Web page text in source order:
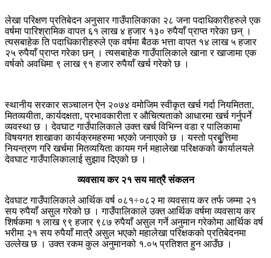
लेखा परिक्षण प्रतिबेदन अनुसार गाउँपालिकाका २८ जना पदाधिकारीहरुले एक
वर्षमा पारिश्रामिक वापत ६१ लाख ४ हजार १३० रुपैयाँ प्राप्त गरेका छन् ।
त्यसबाहेक ति पदाधिकारीहरुले एक वर्षमा बैठक भत्ता वापत १४ लाख ५ हजार
२५ रुपैयाँ प्राप्त गरेका छन् । त्यसबाहेक गाउँपालिकाले खाना र खाजामा एक
वर्षको अवधिमा ९ लाख ९१ हजार रुपैयाँ खर्च गरेको छ ।
स्थानीय सरकार सञ्चालन ऐन २०७४ वमोजिम स्वीकृत खर्च गर्दा नियमितता,
मितव्ययीता, कार्यदक्षता, प्रभावकारीता र औचित्यताको आधारमा खर्च गर्नुपर्ने
व्यवस्था छ । देवघाट गाउँपालिकाले उक्त खर्च विभिन्न वडा र पालिकामा
विषयगत शाखाका कार्यक्रमहरुमा भएको जनाएको छ । यस्तो प्रबृुत्तिमा
नियन्त्रण गरि खर्चमा मितव्ययिता कायम गर्न महालेखा परिक्षकको कार्यालयले
देवघाट गाउँपालिकालाई सुझाव दिएको छ ।
व्यवसाय कर २१ सय मात्रै संकलन
देवघाट गाउँपालिकाले आर्थिक वर्ष ०८१÷०८२ मा व्यवसाय कर तर्फ जम्मा २१
सय रुपैयाँ असुल गरेको छ । गाउँपालिकाले उक्त आर्थिक वर्षमा व्यवसाय कर
शिर्षकमा १ लाख ९९ हजार ९८७ रुपैयाँ असुल गर्ने अनुमान गरेकोमा आर्थिक वर्ष
भरीमा २१ सय रुपैयाँ मात्रै असुल भएको महालेखा परिक्षकको प्रतिबेदनमा
उल्लेख छ । उक्त रकम कुल अनुमानको १.०५ प्रतिशत हुन आउँछ ।